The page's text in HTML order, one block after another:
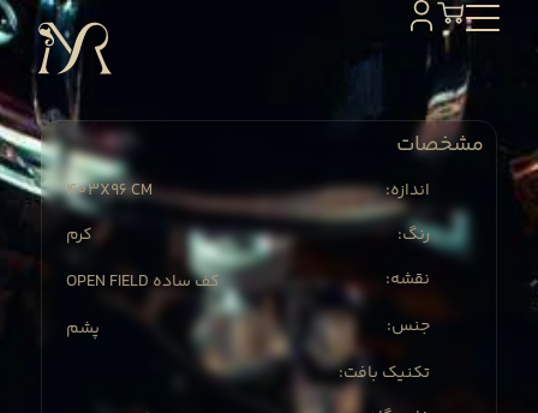
مشخصات
403X96 CM
:اندازه
کرم
:رنگ
OPEN FIELD کف ساده
:نقشه
پشم
:جنس
:تکنیک بافت